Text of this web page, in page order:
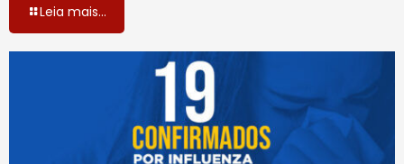
Leia mais...